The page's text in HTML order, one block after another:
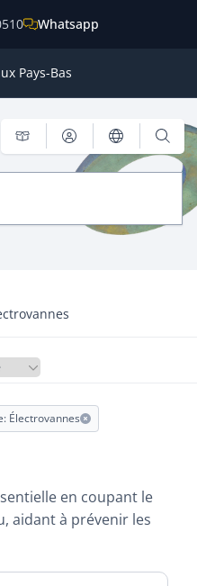
Pays-Bas
monde entier
Whatsapp
Électrovannes
en coupant le
aidant à prévenir les